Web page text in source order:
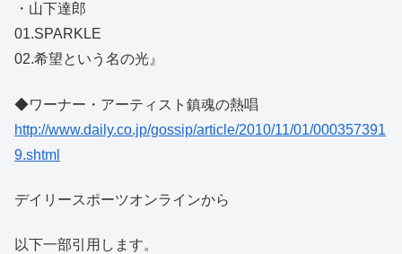
・山下達郎
01.SPARKLE
02.希望という名の光』
◆ワーナー・アーティスト鎮魂の熱唱
http://www.daily.co.jp/gossip/article/2010/11/01/000357391
9.shtml
デイリースポーツオンラインから
以下一部引用します。